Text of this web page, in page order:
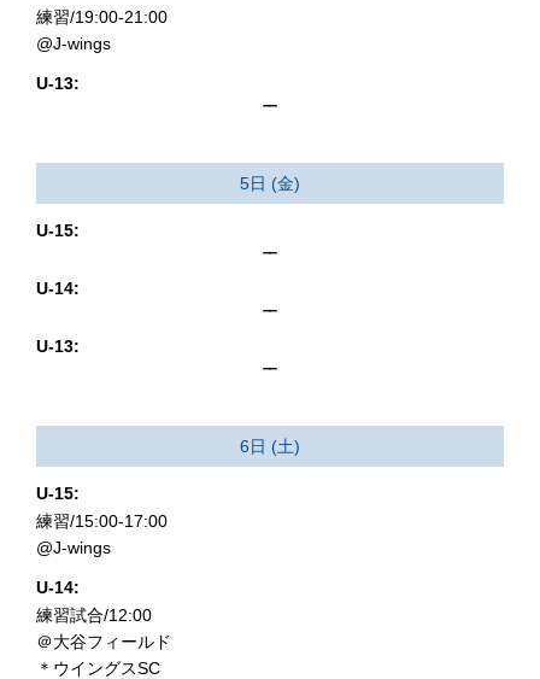
練習/19:00-21:00
@J-wings
U-13:
ー
5日 (金)
U-15:
ー
U-14:
ー
U-13:
ー
6日 (土)
U-15:
練習/15:00-17:00
@J-wings
U-14:
練習試合/12:00
＠大谷フィールド
＊ウイングスSC